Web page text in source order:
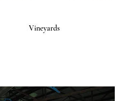
Vineyards